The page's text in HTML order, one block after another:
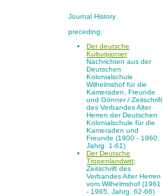
Journal History
preceding:
Der deutsche
Kulturpionier:
Nachrichten aus der
Deutschen
Kolonialschule
Wilhelmshof für die
Kameraden, Freunde
und Gönner / Zeitschrift
des Verbandes Alter
Herren der Deutschen
Kolonialschule für die
Kameraden und
Freunde (1900 - 1960,
Jahrg. 1-61)
Der Deutsche
Tropenlandwirt:
Zeitschrift des
Verbandes Alter Herren
vom Wilhelmshof (1961
- 1965, Jahrg. 62-66)